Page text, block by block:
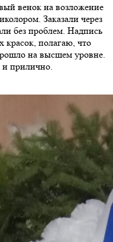
венок на возложение
Заказали через
без проблем. Надпись
красок, полагаю, что
на высшем уровне.
и прилично.